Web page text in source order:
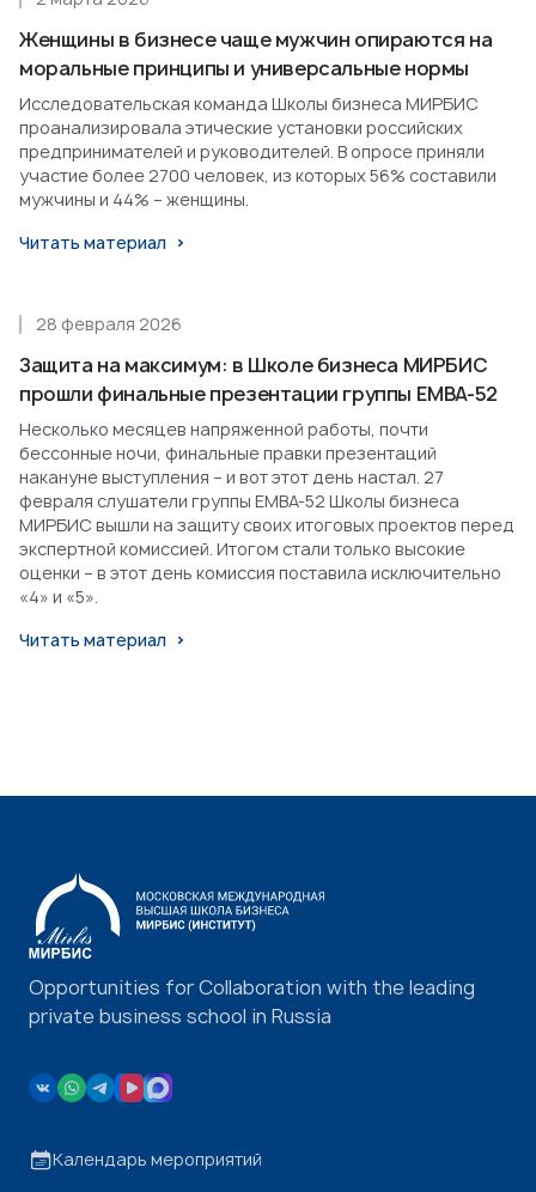
Женщины в бизнесе чаще мужчин опираются на
моральные принципы и универсальные нормы
Исследовательская команда Школы бизнеса МИРБИС
проанализировала этические установки российских
предпринимателей и руководителей. В опросе приняли
участие более 2700 человек, из которых 56% составили
мужчины и 44% – женщины.
Читать материал
Защита на максимум: в Школе бизнеса МИРБИС
прошли финальные презентации группы EMBA-52
28 февраля 2026
Несколько месяцев напряженной работы, почти
бессонные ночи, финальные правки презентаций
накануне выступления – и вот этот день настал. 27
февраля слушатели группы EMBA-52 Школы бизнеса
МИРБИС вышли на защиту своих итоговых проектов перед
экспертной комиссией. Итогом стали только высокие
оценки – в этот день комиссия поставила исключительно
«4» и «5».
Читать материал
Opportunities for Collaboration with the leading
private business school in Russia
Календарь мероприятий